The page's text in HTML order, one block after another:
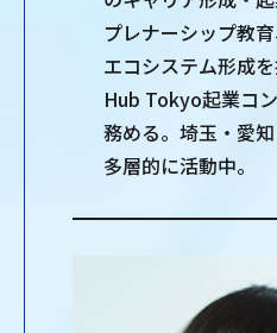
プレナーシップ教
エコシステム形成
Hub Tokyo起業コ
務める。埼玉・愛
多層的に活動中。